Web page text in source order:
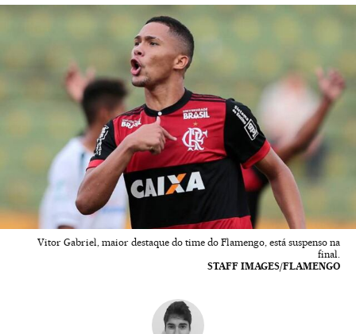
Vitor Gabriel, maior destaque do time do Flamengo, está suspenso na
final.
STAFF IMAGES/FLAMENGO